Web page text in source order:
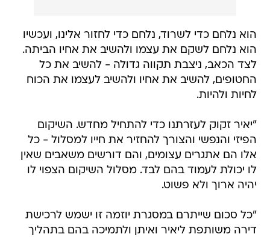
הוא נלחם כדי לשרוד, נלחם כדי לחזור אלינו, ועכשיו
הוא נלחם לשקם את עצמו ולהשיב את אחיו הביתה.
לצד הכאב, ניצבת תקווה גדולה - להשיב את כל
החטופים, להשיב את אחיו ולהשיב לעצמו את הכוח
לחיות ולהיות.
"יאיר זקוק לעזרתנו כדי להתחיל מחדש. השיקום
הפיזי והנפשי והצורך להחזיר את חייו למסלול - כל
אלו הם אתגרים עצומים, והם דורשים משאבים שאין
לו יכולת לעמוד בהם לבד. מסלול השיקום הצפוי לו
יהיה ארוך ולא פשוט.
"כל סכום שייתרם במסגרת יוזמה זו ישמש לרכישת
דירה משותפת ליאיר ואיתן ולתמיכה בהם בתהליך